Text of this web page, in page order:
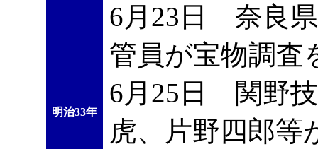
明治33年
6月23日 奈良
管員が宝物調査
6月25日 関野
虎、片野四郎等